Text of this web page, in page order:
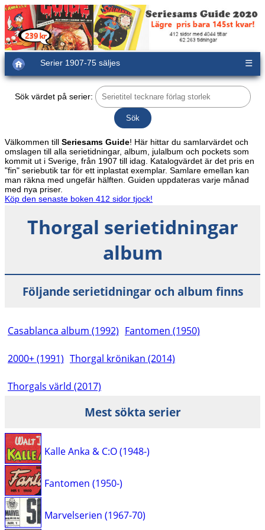
Serier 1907-75 säljes ☰
Sök värdet på serier:
Välkommen till Seriesams Guide! Här hittar du samlarvärdet och
omslagen till alla serietidningar, album, julalbum och pockets som
kommit ut i Sverige, från 1907 till idag. Katalogvärdet är det pris en
"fin" seriebutik tar för ett inplastat exemplar. Samlare emellan kan
man räkna med ungefär hälften. Guiden uppdateras varje månad
med nya priser.
Köp den senaste boken 412 sidor tjock!
Thorgal serietidningar
album
Följande serietidningar och album finns
Casablanca album (1992) Fantomen (1950)
2000+ (1991) Thorgal krönikan (2014)
Thorgals värld (2017)
Mest sökta serier
Kalle Anka & C:O (1948-)
Fantomen (1950-)
Marvelserien (1967-70)